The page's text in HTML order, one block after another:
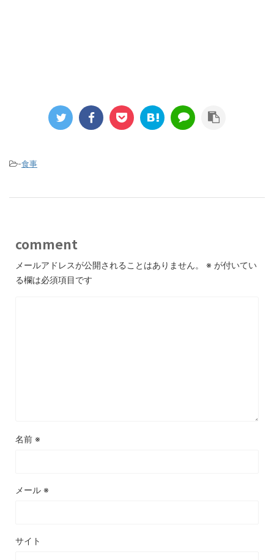
-食事
comment
メールアドレスが公開されることはありません。 ※ が付いてい
る欄は必須項目です
名前 ※
メール ※
サイト